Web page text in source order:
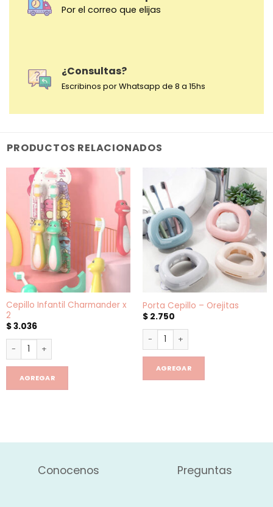
Por el correo que elijas
¿Consultas?
Escribinos por Whatsapp de 8 a 15hs
PRODUCTOS RELACIONADOS
Cepillo Infantil Charmander x
2
$3.036
Cepillo Infantil Charmander x 2 cantidad
AGREGAR
Porta Cepillo – Orejitas
$2.750
Porta Cepillo - Orejitas
AGREGAR
Conocenos Preguntas